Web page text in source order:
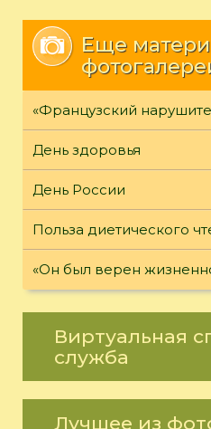
Еще
«Французский
День здоровья
День России
Польза диетического
«Он был верен
Виртуальная
служба
Лучшее из